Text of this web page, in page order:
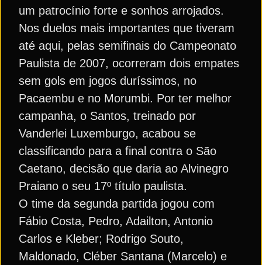
um patrocínio forte e sonhos arrojados.
Nos duelos mais importantes que tiveram
até aqui, pelas semifinais do Campeonato
Paulista de 2007, ocorreram dois empates
sem gols em jogos duríssimos, no
Pacaembu e no Morumbi. Por ter melhor
campanha, o Santos, treinado por
Vanderlei Luxemburgo, acabou se
classificando para a final contra o São
Caetano, decisão que daria ao Alvinegro
Praiano o seu 17º título paulista.
O time da segunda partida jogou com
Fábio Costa, Pedro, Adailton, Antonio
Carlos e Kleber; Rodrigo Souto,
Maldonado, Cléber Santana (Marcelo) e